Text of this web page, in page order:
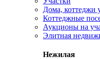
Дома, коттеджи
Коттеджные
Аукционы на
Элитная
Нежилая